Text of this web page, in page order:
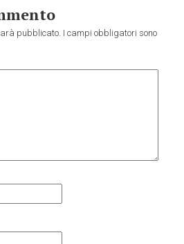
pubblicato. I campi obbligatori sono